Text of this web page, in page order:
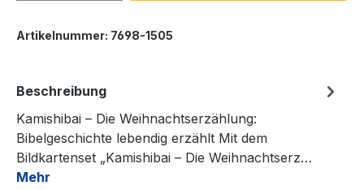
Artikelnummer: 7698-1505
Beschreibung
Kamishibai – Die Weihnachtserzählung:
Bibelgeschichte lebendig erzählt Mit dem
Bildkartenset „Kamishibai – Die Weihnachtserz…
Mehr